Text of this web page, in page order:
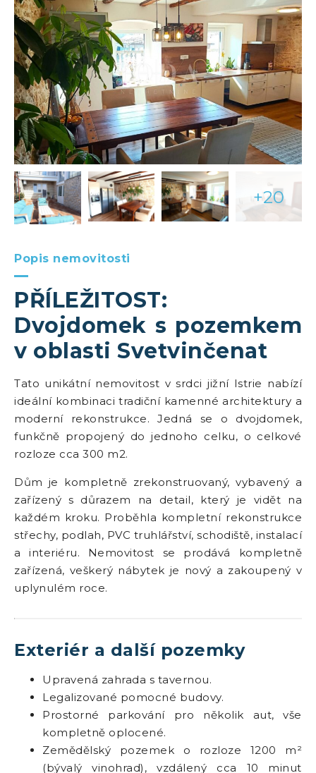
+20
Popis nemovitosti
PŘÍLEŽITOST:
Dvojdomek s pozemkem
v oblasti Svetvinčenat
Tato unikátní nemovitost v srdci jižní Istrie nabízí
ideální kombinaci tradiční kamenné architektury a
moderní rekonstrukce. Jedná se o dvojdomek,
funkčně propojený do jednoho celku, o celkové
rozloze cca 300 m2.
Dům je kompletně zrekonstruovaný, vybavený a
zařízený s důrazem na detail, který je vidět na
každém kroku. Proběhla kompletní rekonstrukce
střechy, podlah, PVC truhlářství, schodiště, instalací
a interiéru. Nemovitost se prodává kompletně
zařízená, veškerý nábytek je nový a zakoupený v
uplynulém roce.
Exteriér a další pozemky
Upravená zahrada s tavernou.
Legalizované pomocné budovy.
Prostorné parkování pro několik aut, vše
kompletně oplocené.
Zemědělský pozemek o rozloze 1200 m²
(bývalý vinohrad), vzdálený cca 10 minut